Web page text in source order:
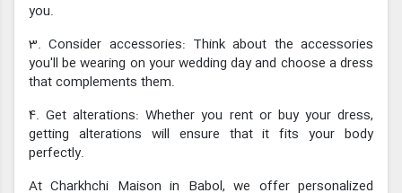
you.
3. Consider accessories: Think about the accessories
you'll be wearing on your wedding day and choose a dress
that complements them.
4. Get alterations: Whether you rent or buy your dress,
getting alterations will ensure that it fits your body
perfectly.
At Charkhchi Maison in Babol, we offer personalized